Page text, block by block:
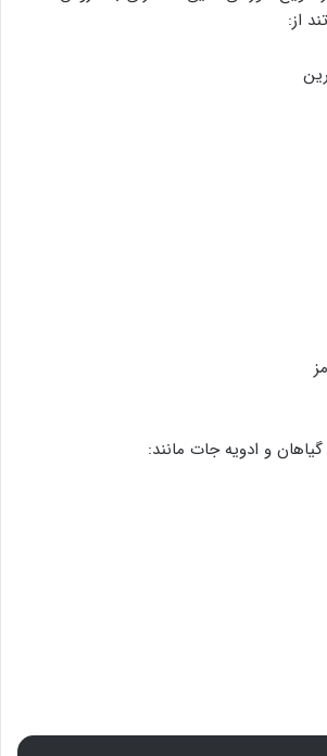
از:
و ادویه جات مانند: